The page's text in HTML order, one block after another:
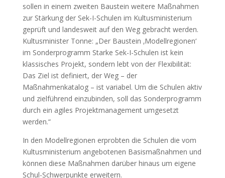
sollen in einem zweiten Baustein weitere Maßnahmen
zur Stärkung der Sek-I-Schulen im Kultusministerium
geprüft und landesweit auf den Weg gebracht werden.
Kultusminister Tonne: „Der Baustein ‚Modellregionen‘
im Sonderprogramm Starke Sek-I-Schulen ist kein
klassisches Projekt, sondern lebt von der Flexibilität:
Das Ziel ist definiert, der Weg – der
Maßnahmenkatalog – ist variabel. Um die Schulen aktiv
und zielführend einzubinden, soll das Sonderprogramm
durch ein agiles Projektmanagement umgesetzt
werden.“
In den Modellregionen erprobten die Schulen die vom
Kultusministerium angebotenen Basismaßnahmen und
können diese Maßnahmen darüber hinaus um eigene
Schul-Schwerpunkte erweitern.